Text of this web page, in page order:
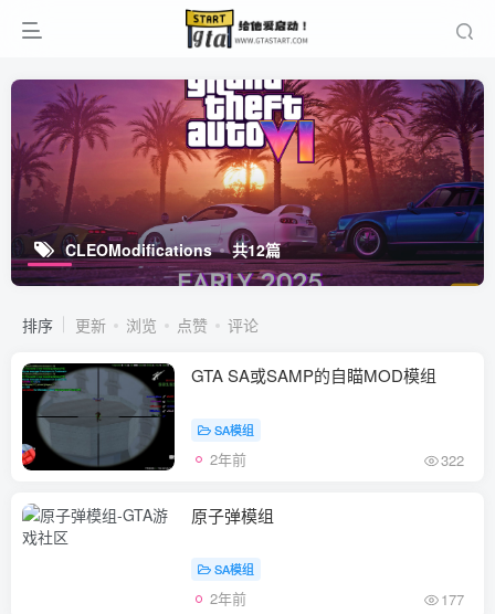
CLEOModifications 共12篇
排序 更新 浏览 点赞 评论
GTA SA或SAMP的自瞄MOD模组
SA模组
2年前 322
原子弹模组
SA模组
2年前 177